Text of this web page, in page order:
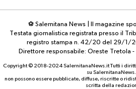
⚽ Salernitana News | Il magazine
Testata giornalistica registrata presso il
registro stampa n. 42/20 del 29/1/
Direttore responsabile: Oreste Tretola -
Copyright © 2018-2024 SalernitanaNews.it Tutti i
su
non possono essere pubblicate, diffuse, riscritte o
scritta della